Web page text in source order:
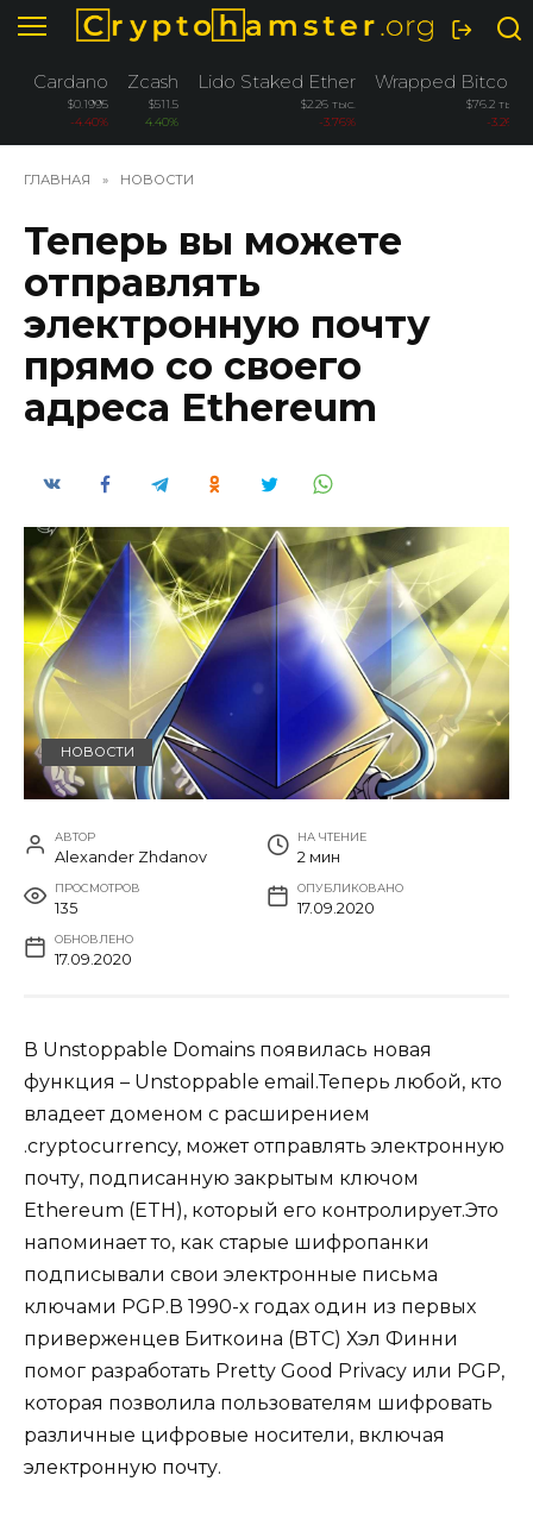
Перейти
содержанию
Cardano
$0.1995
-4.40%
Zcash
$511.5
4.40%
Lido Staked Ether
$2.26 тыс.
-3.76%
Wrapped Bitcoin
$76.2 тыс.
-3.26%
ГЛАВНАЯ » НОВОСТИ
Теперь вы можете
отправлять
электронную почту
прямо со своего
адреса Ethereum
НОВОСТИ
АВТОР
Alexander Zhdanov
НА ЧТЕНИЕ
2 мин
ПРОСМОТРОВ
135
ОПУБЛИКОВАНО
17.09.2020
ОБНОВЛЕНО
17.09.2020
В Unstoppable Domains появилась новая
функция – Unstoppable email.Теперь любой, кто
владеет доменом с расширением
.cryptocurrency, может отправлять электронную
почту, подписанную закрытым ключом
Ethereum (ETH), который его контролирует.Это
напоминает то, как старые шифропанки
подписывали свои электронные письма
ключами PGP.В 1990-х годах один из первых
приверженцев Биткоина (BTC) Хэл Финни
помог разработать Pretty Good Privacy или PGP,
которая позволила пользователям шифровать
различные цифровые носители, включая
электронную почту.